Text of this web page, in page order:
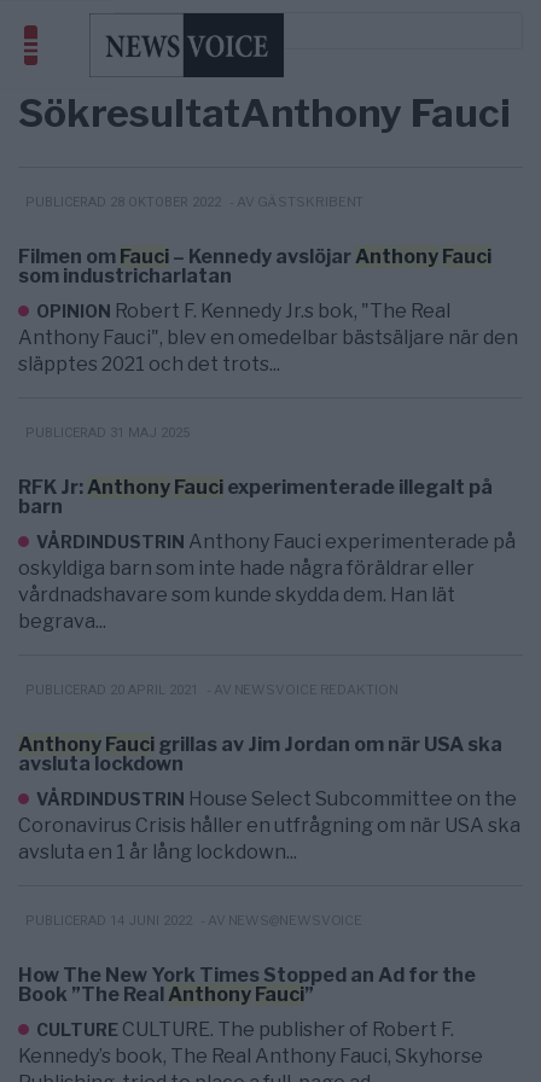
SökresultatAnthony Fauci
PUBLICERAD 28 OKTOBER 2022 - AV GÄSTSKRIBENT
Filmen om Fauci – Kennedy avslöjarAnthony Fauci
som industricharlatan
OPINION Robert F. Kennedy Jr.s bok, "The Real
Anthony Fauci", blev en omedelbar bästsäljare när den
släpptes 2021 och det trots...
PUBLICERAD 31 MAJ 2025
RFK Jr:Anthony Fauci experimenterade illegalt på
barn
VÅRDINDUSTRIN Anthony Fauci experimenterade på
oskyldiga barn som inte hade några föräldrar eller
vårdnadshavare som kunde skydda dem. Han lät
begrava...
PUBLICERAD 20 APRIL 2021 - AV NEWSVOICE REDAKTION
Anthony Fauci grillas av Jim Jordan om när USA ska
avsluta lockdown
VÅRDINDUSTRIN House Select Subcommittee on the
Coronavirus Crisis håller en utfrågning om när USA ska
avsluta en 1 år lång lockdown...
PUBLICERAD 14 JUNI 2022 - AV NEWS@NEWSVOICE
How The New York Times Stopped an Ad for the
Book ”The RealAnthony Fauci”
CULTURE CULTURE. The publisher of Robert F.
Kennedy’s book, The Real Anthony Fauci, Skyhorse